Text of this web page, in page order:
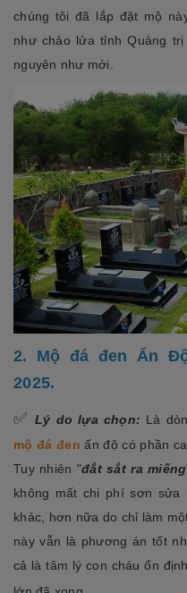
chúng tôi đã lắp đặt mộ
như chảo lửa tỉnh Quảng
nguyên như mới.
2. Mộ đá đen Ấn
2025.
✅Lý do lựa chọn: Là
mộ đá đen ấn độ có phần
Tuy nhiên "đắt sắt ra miếng
không mất chi phí sơn sửa
khác, hơn nữa do chỉ làm
này vẫn là phương án tốt
cả là tâm lý con cháu ổn